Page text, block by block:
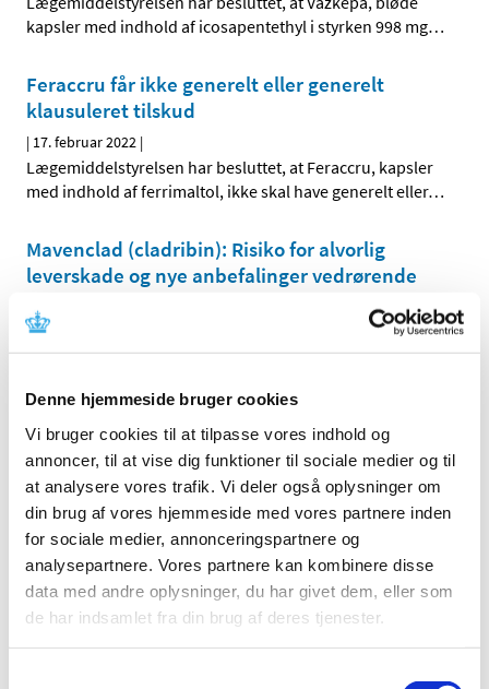
Denne hjemmeside bruger cookies
Vi bruger cookies til at tilpasse vores indhold og
annoncer, til at vise dig funktioner til sociale medier og til
at analysere vores trafik. Vi deler også oplysninger om
din brug af vores hjemmeside med vores partnere inden
for sociale medier, annonceringspartnere og
analysepartnere. Vores partnere kan kombinere disse
data med andre oplysninger, du har givet dem, eller som
de har indsamlet fra din brug af deres tjenester.
kapsler med indhold af icosapentethyl i styrken 998 mg…
Feraccru får ikke generelt eller generelt
klausuleret tilskud
| 17. februar 2022 |
Lægemiddelstyrelsen har besluttet, at Feraccru, kapsler
med indhold af ferrimaltol, ikke skal have generelt eller…
Mavenclad (cladribin): Risiko for alvorlig
leverskade og nye anbefalinger vedrørende
|14. februar 2022
Der er rapporteret leverskade herunder alvorlige tilfælde
Forsyningsvanskeligheder for Fenemal ”DLF”,
Evoltra og Panodil
|11. februar 2022|
Der er aktuelle problemer med forsyningen af Fenemal
”DLF” 15 mg tabletter fra Orifarm Generics A/S, Evoltra
Forsyningsvanskeligheder for Dalacin og
Nizoral